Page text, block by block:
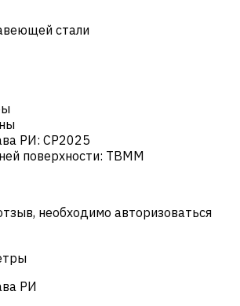
стали
РИ: CP2025
поверхности: TBMM
необходимо авторизоваться
РИ